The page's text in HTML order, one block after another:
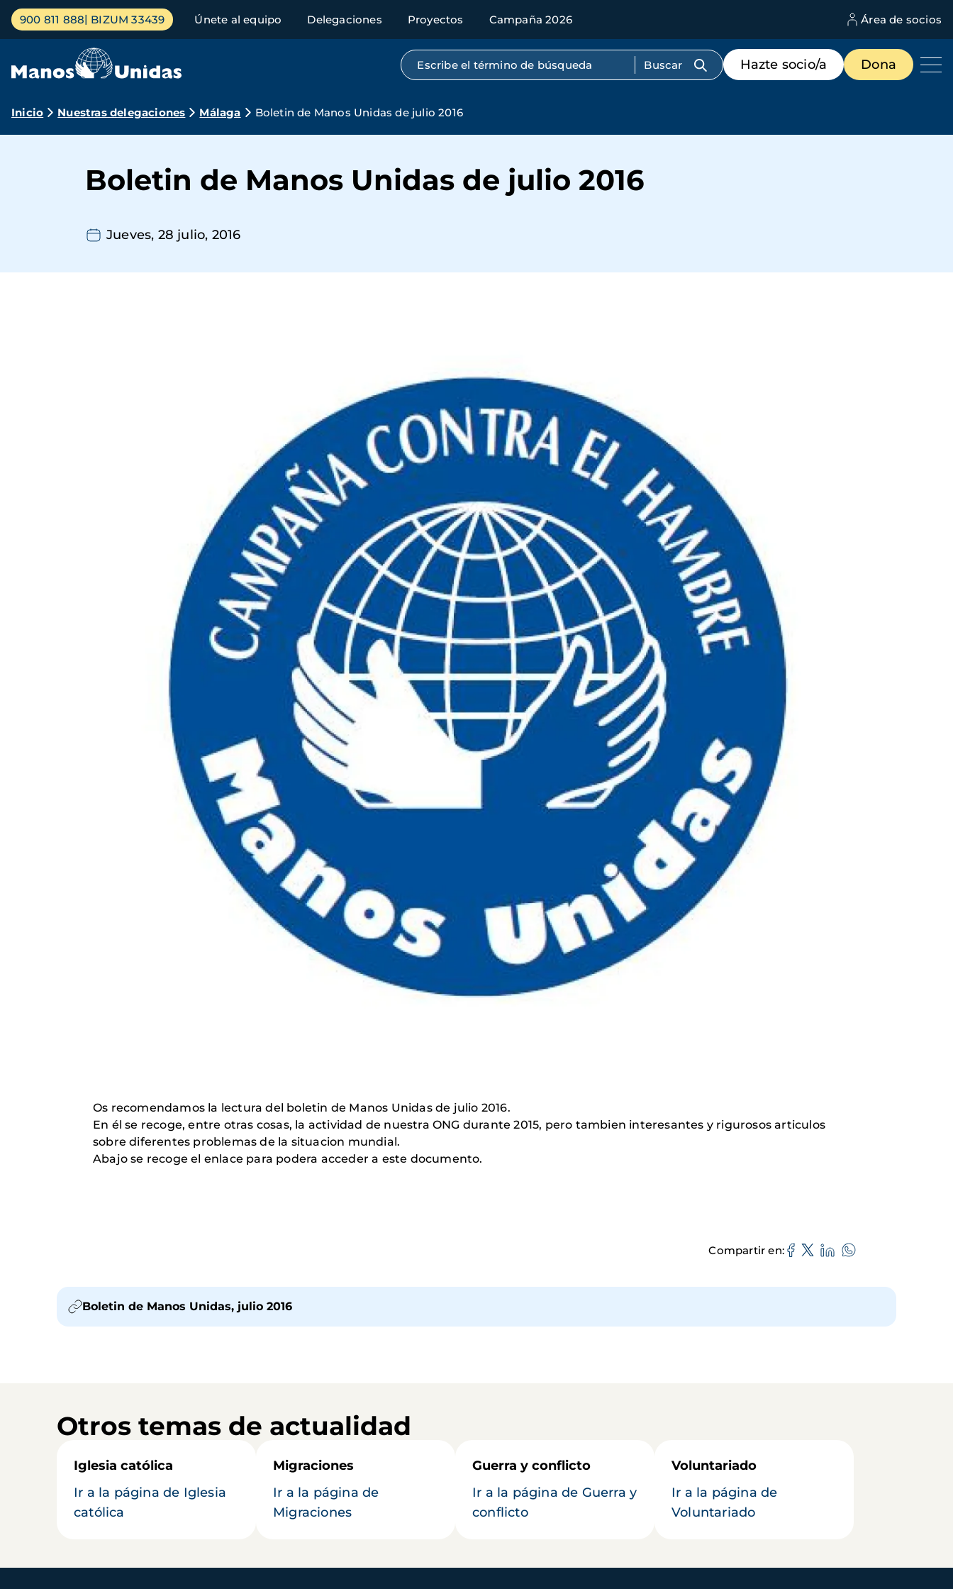
Pasar
contenido
Menú
principal
900 811 888 BIZUM 33439 Únete al equipo Delegaciones Proyectos Campaña 2026 Área de socios
Búsqueda por texto completo
Menú
de
destacados
Hazte socio/a Dona
Ruta
navegación
Inicio Nuestras delegaciones Málaga Boletin de Manos Unidas de julio 2016
Boletin de Manos Unidas de julio 2016
Jueves, 28 julio, 2016
Os recomendamos la lectura del boletin de Manos Unidas de julio 2016.
En él se recoge, entre otras cosas, la actividad de nuestra ONG durante 2015, pero tambien interesantes y rigurosos articulos
sobre diferentes problemas de la situacion mundial.
Abajo se recoge el enlace para podera acceder a este documento.
Compartir en
Boletin de Manos Unidas, julio 2016
Otros temas de actualidad
Iglesia católica
Ir a la página de Iglesia
católica
Migraciones
Ir a la página de
Migraciones
Guerra y conflicto
Ir a la página de Guerra y
conflicto
Voluntariado
Ir a la página de
Voluntariado